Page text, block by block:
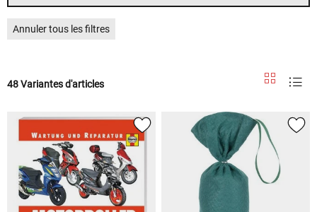
Annuler tous les filtres
48 Variantes d'articles